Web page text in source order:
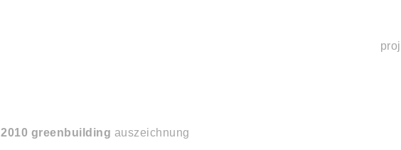
2010 greenbuilding auszeichnung